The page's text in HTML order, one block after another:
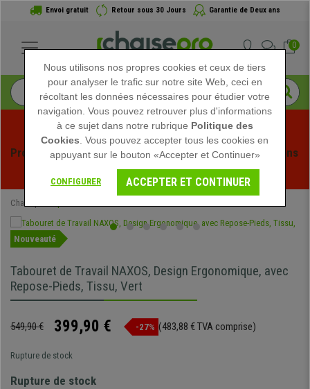
Envoi gratuit Retour sous 30 Jours Garantie de Deux ans
0
Profitez des soldes d'été chez Chaisepro ! Des réductions
exclusives pour une durée limitée - Voir l'offre
Chaisepro
Nouveauté
Tabouret de Travail NAXOS, Design Ergonomique, avec
Repose-Pieds, Tissu, Vert
549,90 € 399,90 € -27% (483,88 € TVA comprise)
Rupture de stock
Rupture de stock
Nous utilisons nos propres cookies et ceux de tiers
pour analyser le trafic sur notre site Web, ceci en
récoltant les données nécessaires pour étudier votre
navigation. Vous pouvez retrouver plus d'informations
à ce sujet dans notre rubrique Politique des
Cookies . Vous pouvez accepter tous les cookies en
appuyant sur le bouton «Accepter et Continuer»
CONFIGURER ACCEPTER ET CONTINUER